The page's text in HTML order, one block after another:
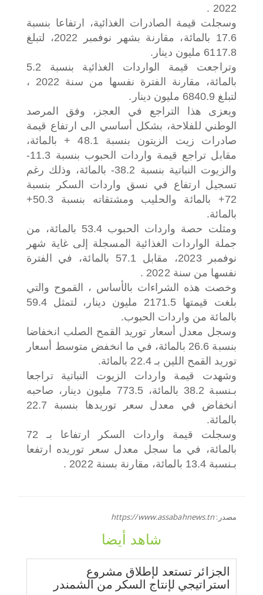
2022 .
وسجلت قيمة الصادرات الغذائية، ارتفاعا بنسبة
17.6 بالمائة، مقارنة بشهر نوفمبر 2022، لتبلغ
6117.8 مليون دينار.
وتراجعت قيمة الواردات الغذائية بنسبة 5.2
بالمائة، مقارنة الفترة نفسها من سنة 2022 ،
لتبلغ 6840.9 مليون دينار.
ويعزى هذا التراجع في العجز، وفق المرصد
الوطني للفلاحة، بشكل أساسي الى ارتفاع قيمة
صادرات زيت الزيتون بنسبة 48.1 + بالمائة،
مقابل تراجع قيمة واردات الحبوب بنسبة 11.3-
والزيوت النباتية بنسبة 38.2- بالمائة، وذلك رغم
تسجيل ارتفاع في نسق واردات السكر بنسبة
72+ بالمائة والحليب ومشتقاته بنسبة 50.3+
بالمائة.
ومثلت حصة واردات الحبوب 53.4 بالمائة، من
جملة الواردات الغذائية المسجلة إلى غاية شهر
نوفمبر 2023، مقابل 57.1 بالمائة، في الفترة
نفسها من سنة 2022 .
وخصت هذه الشراءات بالأساس ، القموح والتي
بلغت قيمتها 2171.5 مليون دينار، لتمثل 59.4
بالمائة من واردات الحبوب.
وسجل معدل أسعار توريد القمح الصلب انخفاضا
بنسبة 26.6 بالمائة، في ما انخفض متوسط أسعار
توريد القمح اللين بـ 22.4 بالمائة.
وشهدت قيمة واردات الزيوت النباتية تراجعا
بـنسبة 38.2 بالمائة، 773.5 مليون دينار، صاحبه
انخفاض في معدل سعر توريدها بنسبة 22.7
بالمائة.
وسجلت قيمة واردات السكر ارتفاعا بـ 72
بالمائة، في ما سجل معدل سعر توريده ارتفعا
بـنسبة 13.4 بالمائة، مقارنة بسنة 2022 .
مصدر: https://www.assabahnews.tn
شاهد أيضا
الجزائر تستعد لإطلاق مشروع
استراتيجي لإنتاج السكر من الشمندر